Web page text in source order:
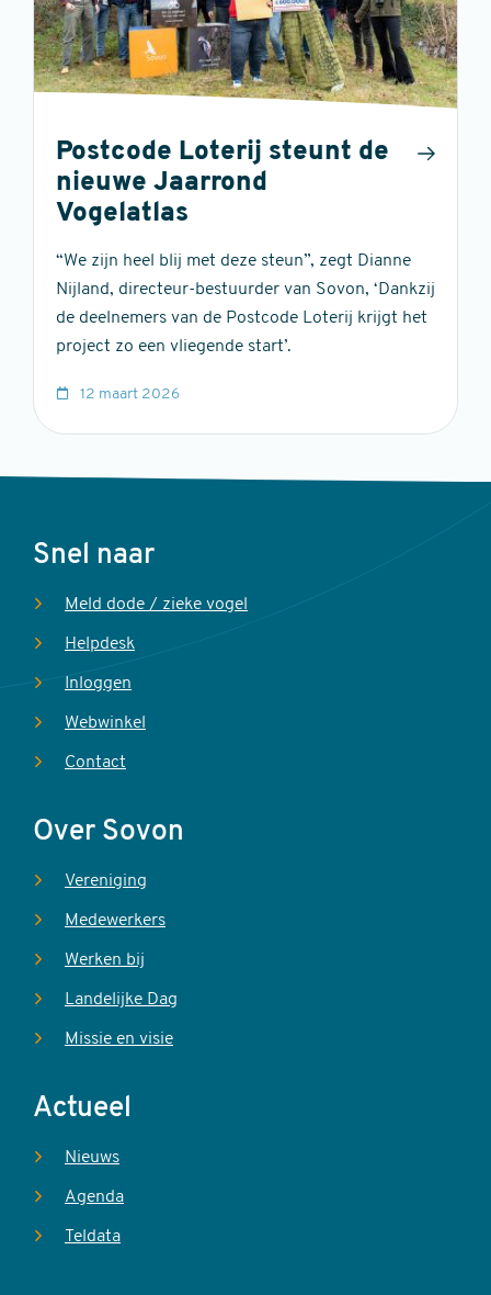
Postcode Loterij steunt de
nieuwe Jaarrond
Vogelatlas
“We zijn heel blij met deze steun”, zegt Dianne
Nijland, directeur-bestuurder van Sovon, ‘Dankzij
de deelnemers van de Postcode Loterij krijgt het
project zo een vliegende start’.
12 maart 2026
Voet
Snel naar
Meld dode / zieke vogel
Helpdesk
Inloggen
Webwinkel
Contact
Over Sovon
Vereniging
Medewerkers
Werken bij
Landelijke Dag
Missie en visie
Actueel
Nieuws
Agenda
Teldata